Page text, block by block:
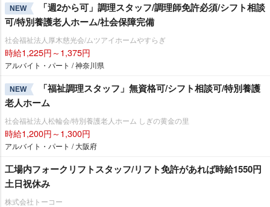
NEW
「週2から可」調理スタッフ/調理師免許必須/シフト相談
可/特別養護老人ホーム/社会保障完備
社会福祉法人厚木慈光会/ムツアイホームやすらぎ
時給1,225円～1,375円
アルバイト・パート / 神奈川県
NEW
「福祉調理スタッフ」無資格可/シフト相談可/特別養護
老人ホーム
社会福祉法人松輪会/特別養護老人ホーム しぎの黄金の里
時給1,200円～1,300円
アルバイト・パート / 大阪府
工場内フォークリフトスタッフ/リフト免許があれば時給1550円
土日祝休み
株式会社トーコー